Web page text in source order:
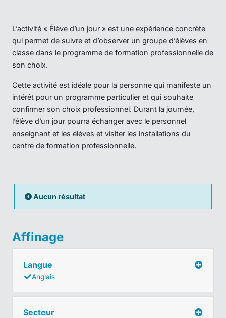
L’activité « Élève d’un jour » est une expérience concrète
qui permet de suivre et d’observer un groupe d’élèves en
classe dans le programme de formation professionnelle de
son choix.
Cette activité est idéale pour la personne qui manifeste un
intérêt pour un programme particulier et qui souhaite
confirmer son choix professionnel. Durant la journée,
l’élève d’un jour pourra échanger avec le personnel
enseignant et les élèves et visiter les installations du
centre de formation professionnelle.
Aucun résultat
Affinage
Langue
Anglais
Secteur